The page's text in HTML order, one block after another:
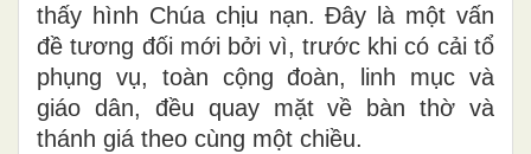
thấy hình Chúa chịu nạn. Đây là một vấn
đề tương đối mới bởi vì, trước khi có cải tổ
phụng vụ, toàn cộng đoàn, linh mục và
giáo dân, đều quay mặt về bàn thờ và
thánh giá theo cùng một chiều.